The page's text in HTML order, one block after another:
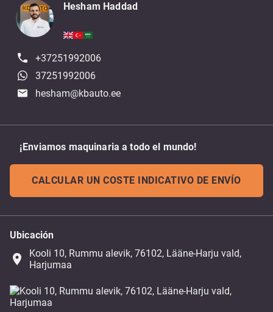
Hesham Haddad
+37251992006
37251992006
hesham@kbauto.ee
¡Enviamos maquinaria a todo el mundo!
CALCULAR UN COSTE INDICATIVO DE ENVÍO
Ubicación
place
Kooli 10, Rummu alevik, 76102, Lääne-Harju vald,
Harjumaa